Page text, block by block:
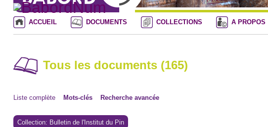
ACCUEIL DOCUMENTS COLLECTIONS A PROPOS
Tous les documents (165)
Liste complète Mots-clés Recherche avancée
Collection: Bulletin de l'Institut du Pin